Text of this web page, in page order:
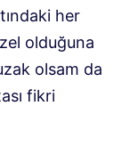
her
olduğuna
olsam da
fikri